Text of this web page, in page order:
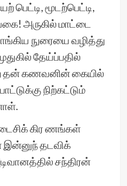
பெட்டி, மூடற்பெட்டி,
அருகில் மாட்டை
நுரையை வழித்து
தேய்ப்பதில்
தன் கணவனின் கையில்
நிற்கட்டும்
கிர ணங்கள்
தடவிக்
சந்திரன்